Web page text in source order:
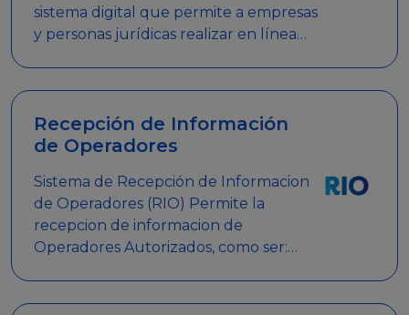
sistema digital que permite a empresas
y personas jurídicas realizar en línea
Recepción de Información
de Operadores
Sistema de Recepción de Informacion
de Operadores (RIO) Permite la
recepcion de informacion de
Operadores Autorizados, como ser: